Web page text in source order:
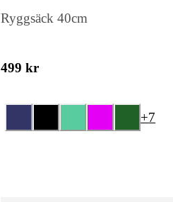
Ryggsäck 40cm
499 kr
+7